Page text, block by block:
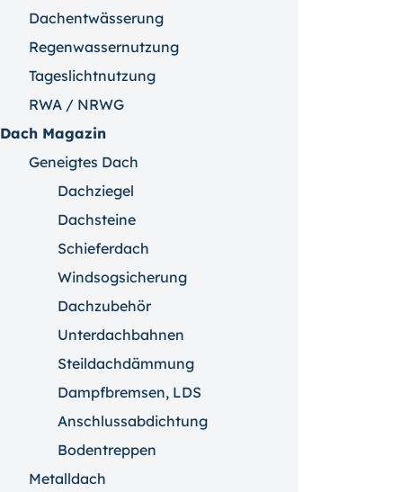
Dachentwässerung
Regenwassernutzung
Tageslichtnutzung
RWA / NRWG
Dach Magazin
Geneigtes Dach
Dachziegel
Dachsteine
Schieferdach
Windsogsicherung
Dachzubehör
Unterdachbahnen
Steildachdämmung
Dampfbremsen, LDS
Anschlussabdichtung
Bodentreppen
Metalldach